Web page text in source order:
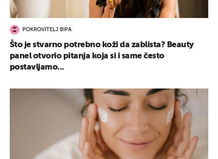
POKROVITELJ BIPA
Što je stvarno potrebno koži da zablista? Beauty
panel otvorio pitanja koja si i same često
postavljamo...